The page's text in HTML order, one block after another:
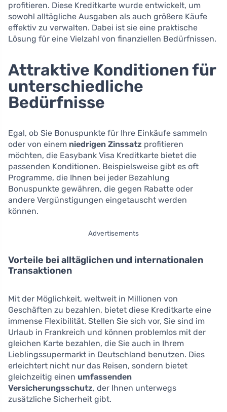
profitieren. Diese Kreditkarte wurde entwickelt, um
sowohl alltägliche Ausgaben als auch größere Käufe
effektiv zu verwalten. Dabei ist sie eine praktische
Lösung für eine Vielzahl von finanziellen Bedürfnissen.
Attraktive Konditionen für
unterschiedliche
Bedürfnisse
Egal, ob Sie Bonuspunkte für Ihre Einkäufe sammeln
oder von einem niedrigen Zinssatz profitieren
möchten, die Easybank Visa Kreditkarte bietet die
passenden Konditionen. Beispielsweise gibt es oft
Programme, die Ihnen bei jeder Bezahlung
Bonuspunkte gewähren, die gegen Rabatte oder
andere Vergünstigungen eingetauscht werden
können.
Advertisements
Vorteile bei alltäglichen und internationalen
Transaktionen
Mit der Möglichkeit, weltweit in Millionen von
Geschäften zu bezahlen, bietet diese Kreditkarte eine
immense Flexibilität. Stellen Sie sich vor, Sie sind im
Urlaub in Frankreich und können problemlos mit der
gleichen Karte bezahlen, die Sie auch in Ihrem
Lieblingssupermarkt in Deutschland benutzen. Dies
erleichtert nicht nur das Reisen, sondern bietet
gleichzeitig einen umfassenden
Versicherungsschutz, der Ihnen unterwegs
zusätzliche Sicherheit gibt.